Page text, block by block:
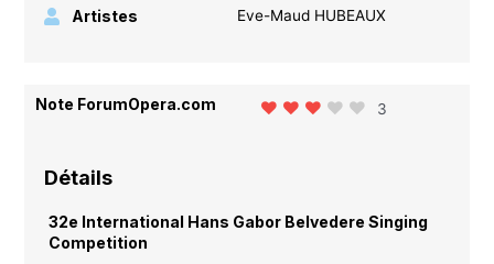
Artistes Eve-Maud HUBEAUX
Note ForumOpera.com 3
Détails
32e International Hans Gabor Belvedere Singing
Competition